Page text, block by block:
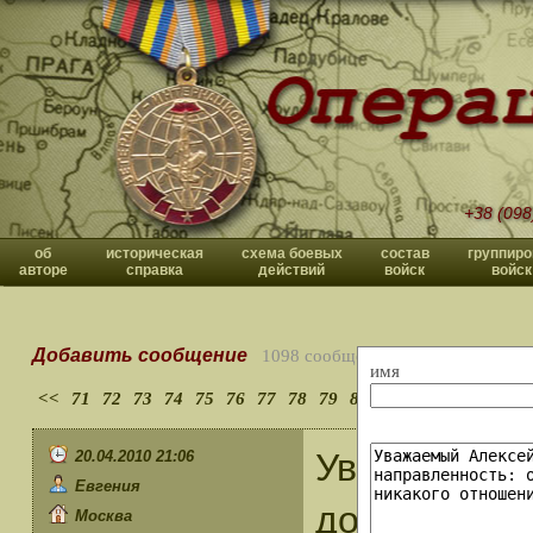
+38
об
авторе
историческая
справка
схема боевых
действий
состав
войск
войск
имя
Добавить сообщение 1098 сообщений
<< 71 72 73 74 75 76 77 78 79 80
20.04.2010 21:06
Евгения
Москва
Уважаемый
допущена